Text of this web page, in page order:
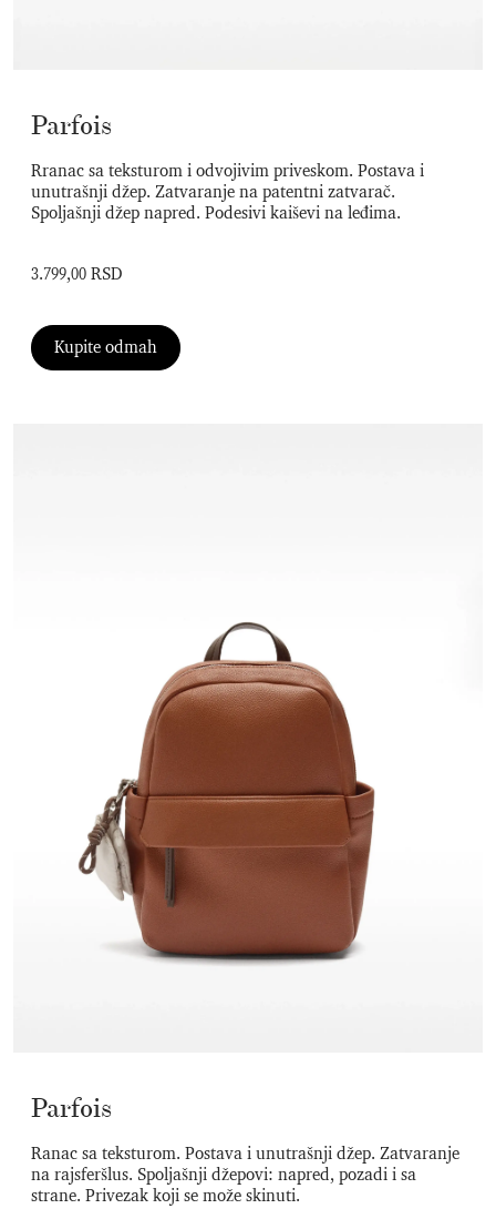
Parfois
Rranac sa teksturom i odvojivim priveskom. Postava i
unutrašnji džep. Zatvaranje na patentni zatvarač.
Spoljašnji džep napred. Podesivi kaiševi na leđima.
3.799,00 RSD
Kupite odmah
Parfois
Ranac sa teksturom. Postava i unutrašnji džep. Zatvaranje
na rajsferšlus. Spoljašnji džepovi: napred, pozadi i sa
strane. Privezak koji se može skinuti.